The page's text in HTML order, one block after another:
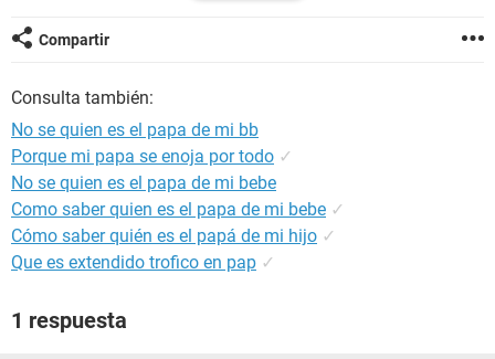
Compartir
Consulta también:
No se quien es el papa de mi bb
Porque mi papa se enoja por todo ✓
No se quien es el papa de mi bebe
Como saber quien es el papa de mi bebe ✓
Cómo saber quién es el papá de mi hijo ✓
Que es extendido trofico en pap ✓
1 respuesta